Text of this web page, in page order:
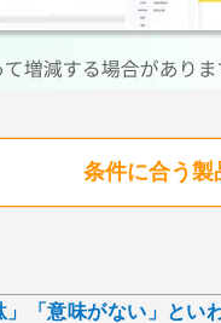
条件に合う製
「意味がない」とい